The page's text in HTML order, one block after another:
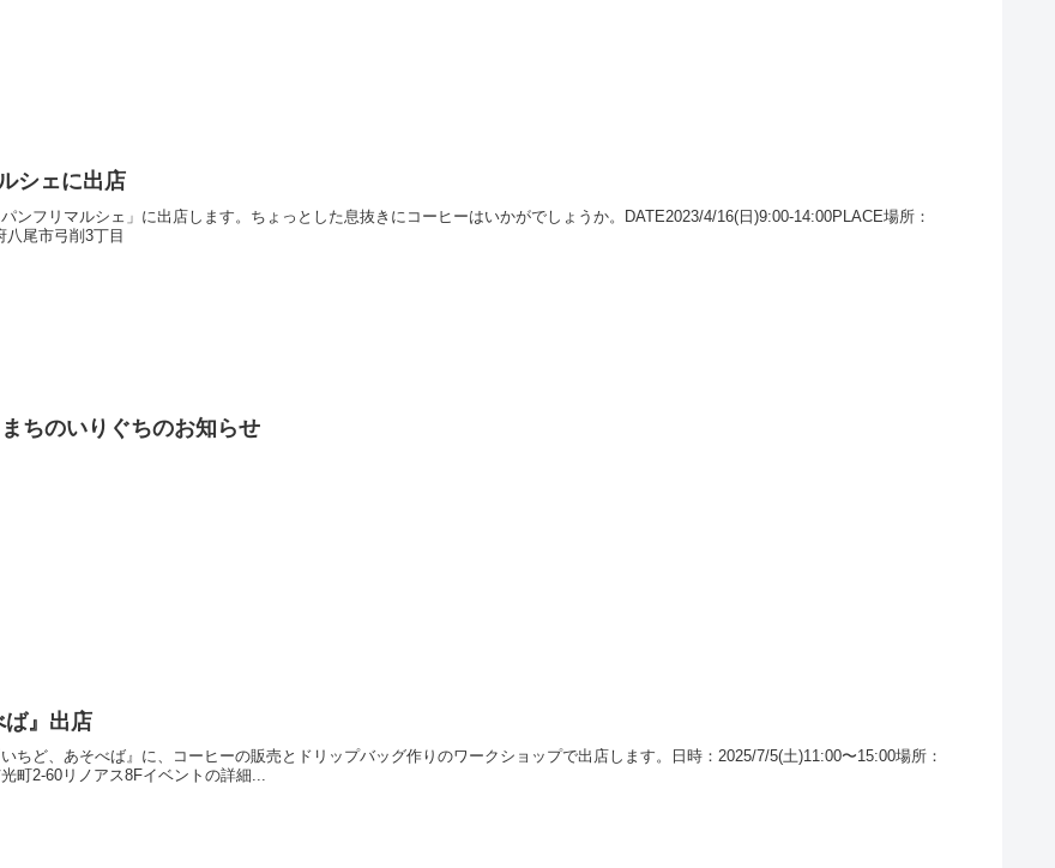
シェに出店
ンフリマルシェ」に出店します。ちょっとした息抜きにコーヒーはいかがでしょうか。DATE2023/4/16(日)9:00-14:00PLACE場所：
八尾市弓削3丁目
ちのいりぐちのお知らせ
ば』出店
ちど、あそべば』に、コーヒーの販売とドリップバッグ作りのワークショップで出店します。日時：2025/7/5(土)11:00〜15:00場所：
町2-60リノアス8Fイベントの詳細...